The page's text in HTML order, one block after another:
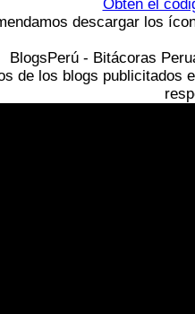
Obtén el
descargar los
BlogsPerú - Bitácoras
de los blogs publicitados